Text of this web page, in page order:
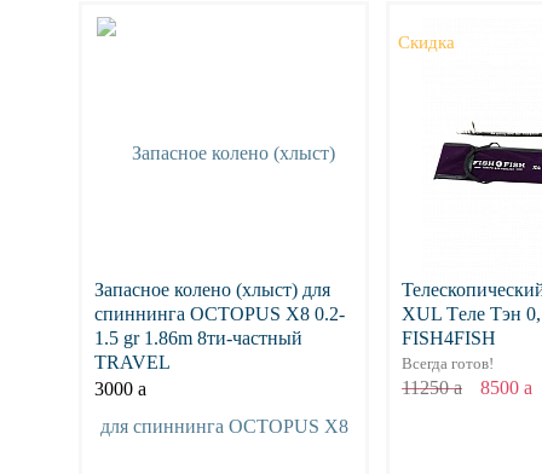
Запасное колено (хлыст) для
спиннинга OCTOPUS X8 0.2-
1.5 gr 1.86m 8ти-частный
TRAVEL
3000 a
Скидка
XUL Тeле Тэн
FISH4FISH
Всегда готов!
11250a 8500 a